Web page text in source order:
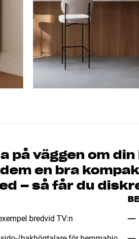
på väggen om
en bra
– så får du
bredvid TV:n